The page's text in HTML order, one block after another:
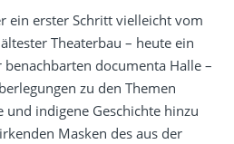
ein erster Schritt vielleicht vom
Theaterbau – heute ein
documenta Halle –
zu den Themen
und indigene Geschichte hinzu
Masken des aus der